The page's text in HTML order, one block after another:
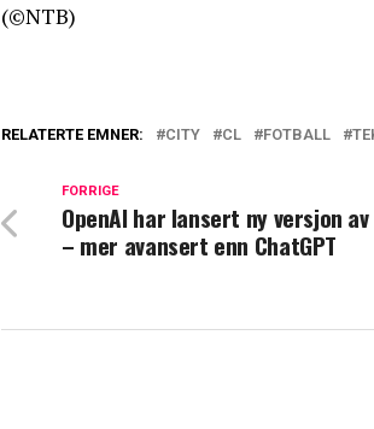
(©NTB)
RELATERTE EMNER: CITY CL FOTBALL
FORRIGE
OpenAI har lansert ny versjon
– mer avansert enn ChatGPT